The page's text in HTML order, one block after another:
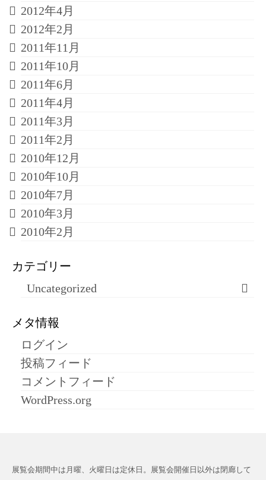
2012年4月
2012年2月
2011年11月
2011年10月
2011年6月
2011年4月
2011年3月
2011年2月
2010年12月
2010年10月
2010年7月
2010年3月
2010年2月
カテゴリー
Uncategorized
メタ情報
ログイン
投稿フィード
コメントフィード
WordPress.org
展覧会期間中は月曜、火曜日は定休日。展覧会開催日以外は閉廊して